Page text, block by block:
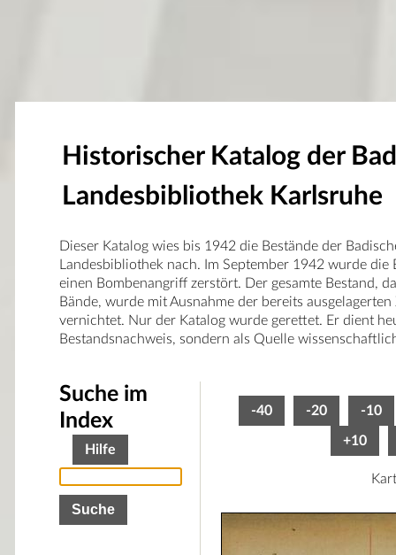
Historischer Katalog der
Landesbibliothek Karlsruhe
Dieser Katalog wies bis 1942 die Bestände der
Landesbibliothek nach. Im September 1942 wurde
einen Bombenangriff zerstört. Der gesamte Bestand,
Bände, wurde mit Ausnahme der bereits
vernichtet. Nur der Katalog wurde gerettet. Er dient
Bestandsnachweis, sondern als Quelle
-40 -20 -10
+10
Suche im
Index
Hilfe